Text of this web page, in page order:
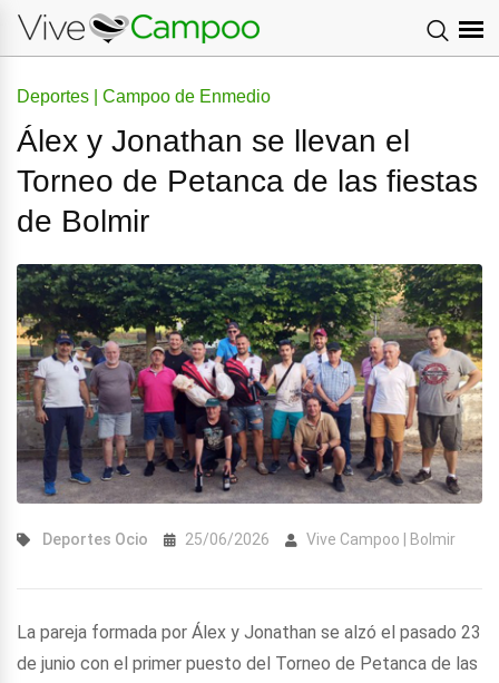
Deportes | Campoo de Enmedio
Álex y Jonathan se llevan el
Torneo de Petanca de las fiestas
de Bolmir
Deportes Ocio 25/06/2026 Vive Campoo | Bolmir
La pareja formada por Álex y Jonathan se alzó el pasado 23
de junio con el primer puesto del Torneo de Petanca de las